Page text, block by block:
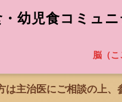
幼児食コミュ
脳（
主治医にご相談の上、